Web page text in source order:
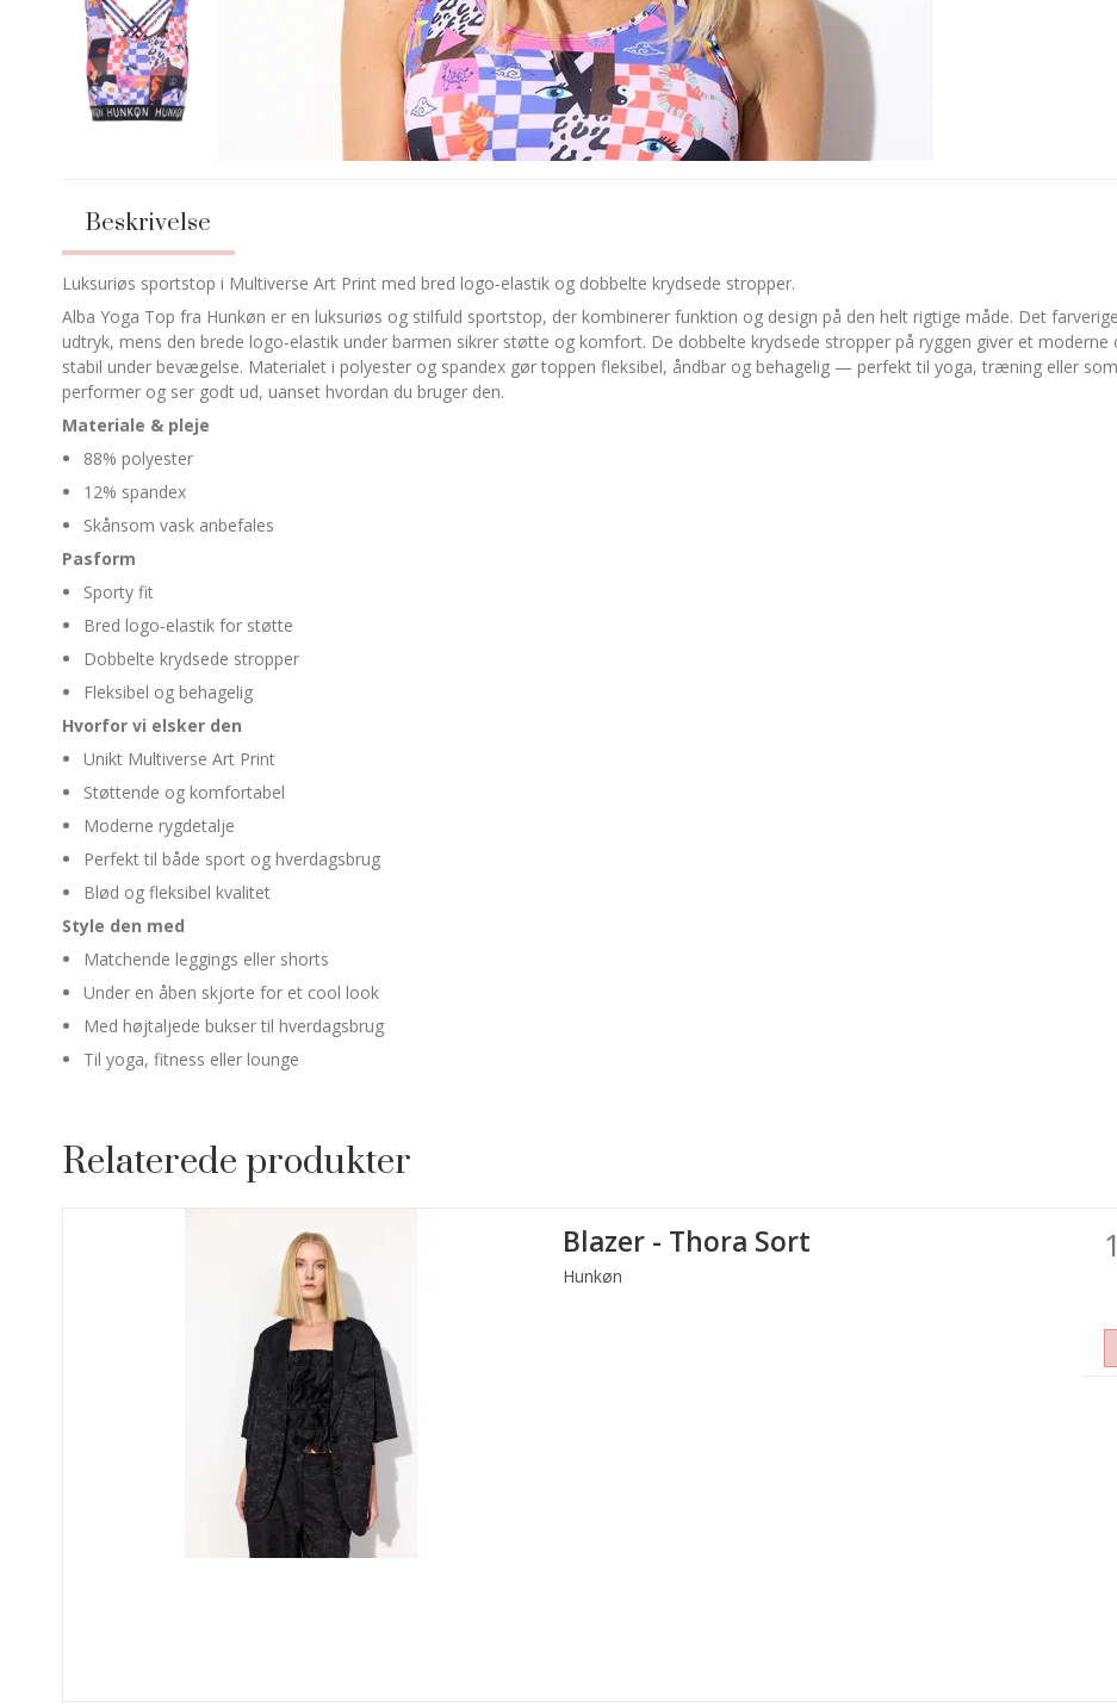
Beskrivelse
Luksuriøs sportstop i Multiverse Art Print med bred logo‑elastik og dobbelte krydsede stropper.
Alba Yoga Top fra Hunkøn er en luksuriøs og stilfuld sportstop, der kombinerer funktion og design på den helt rigtige måde. Det farverige
udtryk, mens den brede logo‑elastik under barmen sikrer støtte og komfort. De dobbelte krydsede stropper på ryggen giver et
stabil under bevægelse. Materialet i polyester og spandex gør toppen fleksibel, åndbar og behagelig — perfekt til yoga, træning eller
performer og ser godt ud, uanset hvordan du bruger den.
Materiale & pleje
88% polyester
12% spandex
Skånsom vask anbefales
Pasform
Sporty fit
Bred logo‑elastik for støtte
Dobbelte krydsede stropper
Fleksibel og behagelig
Hvorfor vi elsker den
Unikt Multiverse Art Print
Støttende og komfortabel
Moderne rygdetalje
Perfekt til både sport og hverdagsbrug
Blød og fleksibel kvalitet
Style den med
Matchende leggings eller shorts
Under en åben skjorte for et cool look
Med højtaljede bukser til hverdagsbrug
Til yoga, fitness eller lounge
Relaterede produkter
Blazer - Thora Sort
Hunkøn